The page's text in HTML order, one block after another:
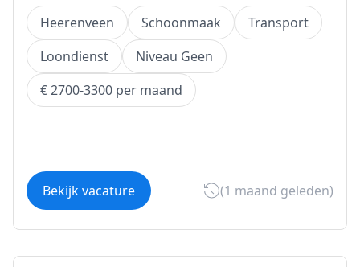
Heerenveen Schoonmaak
Transport
Loondienst
Niveau Geen
€ 2700-3300 per maand
Bekijk vacature (1 maand geleden)